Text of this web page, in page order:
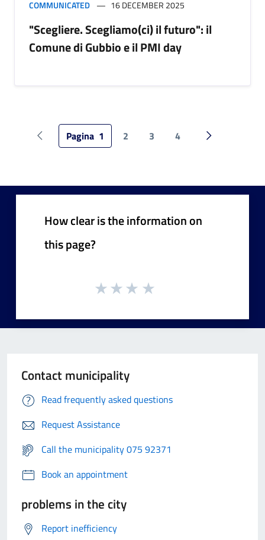
COMMUNICATED 16 DECEMBER 2025
"Scegliere. Scegliamo(ci) il futuro": il
Comune di Gubbio e il PMI day
Pagina precedente
Pagina 1 2 3 4 Pagina
How clear is the information on
this page?
Contact municipality
Read frequently asked questions
Request Assistance
Call the municipality 075 92371
Book an appointment
problems in the city
Report inefficiency